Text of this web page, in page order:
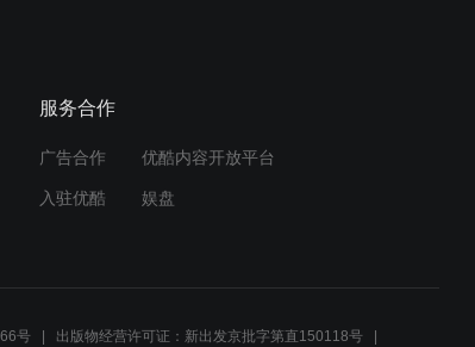
示
服务合作
广告合作 优酷内容开放平台
入驻优酷 娱盘
号 出版物经营许可证：新出发京批字第直150118号